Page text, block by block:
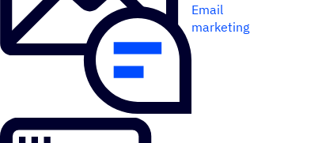
Email
marketing